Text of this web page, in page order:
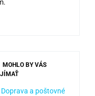
MOHLO BY VÁS
Doprava a poštovné